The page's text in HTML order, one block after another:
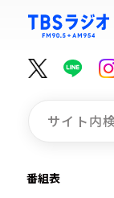
番組表